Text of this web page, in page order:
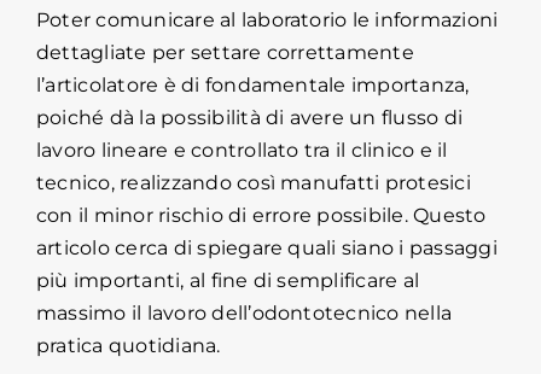
Poter comunicare al laboratorio le informazioni
dettagliate per settare correttamente
l’articolatore è di fondamentale importanza,
poiché dà la possibilità di avere un flusso di
lavoro lineare e controllato tra il clinico e il
tecnico, realizzando così manufatti protesici
con il minor rischio di errore possibile. Questo
articolo cerca di spiegare quali siano i passaggi
più importanti, al fine di semplificare al
massimo il lavoro dell’odontotecnico nella
pratica quotidiana.